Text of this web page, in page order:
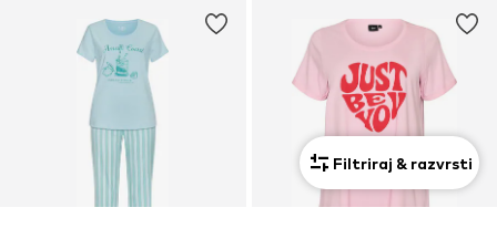
Filtriraj & razvrsti